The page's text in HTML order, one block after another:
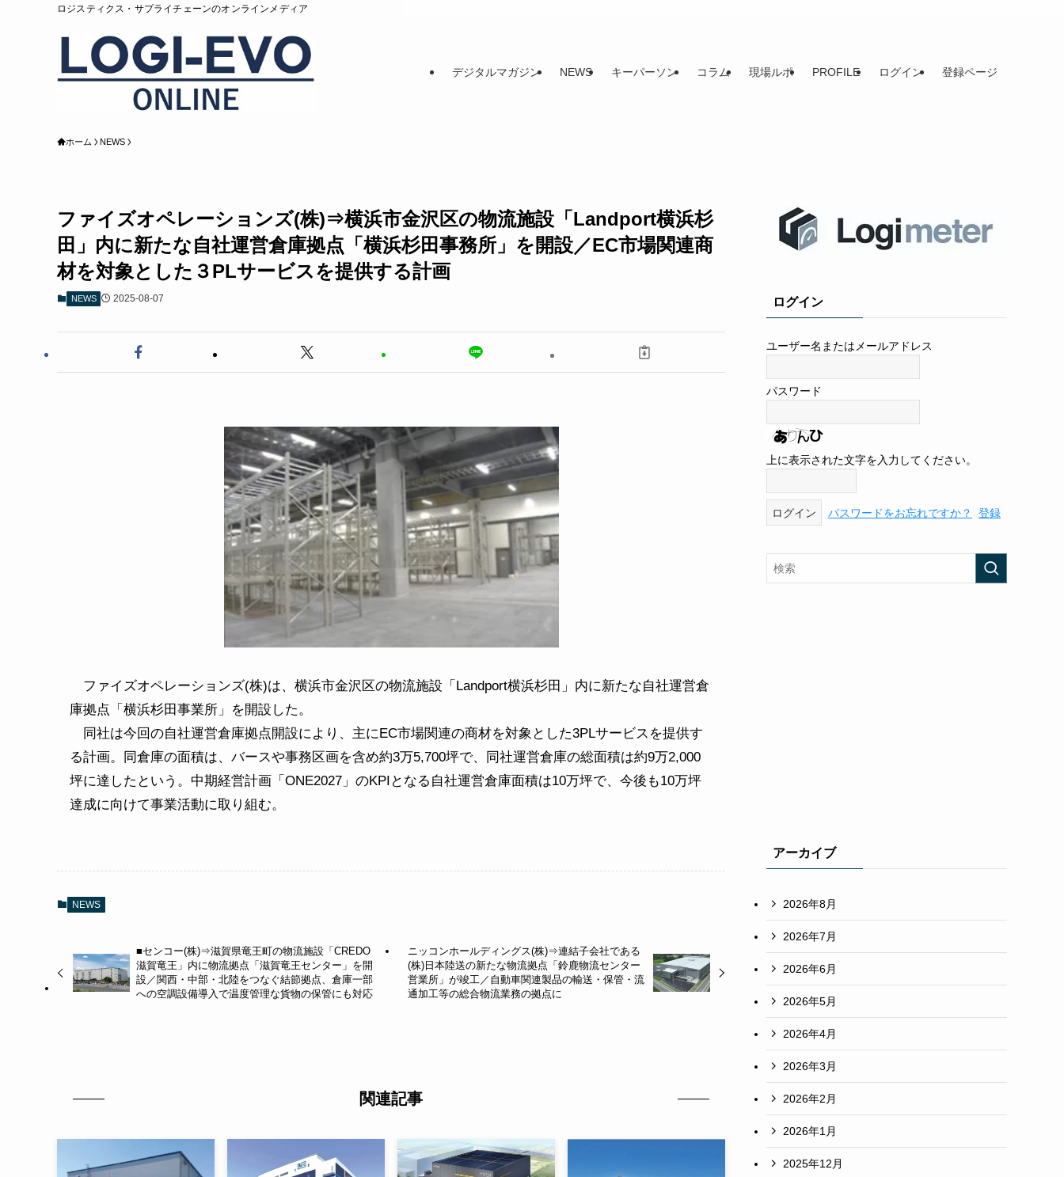
ロジスティクス・サプライチェーンのオンラインメディア
デジタルマガジン NEWS キーパーソン コラム 現場ルポ PROFILE ログイン 登録ページ
ホーム NEWS
ファイズオペレーションズ(株)⇒横浜市金沢区の物流施設「Landport横浜杉
田」内に新たな自社運営倉庫拠点「横浜杉田事務所」を開設／EC市場関連商
材を対象とした３PLサービスを提供する計画
NEWS 2025-08-07
ファイズオペレーションズ(株)は、横浜市金沢区の物流施設「Landport横浜杉田」内に新たな自社運営倉
庫拠点「横浜杉田事業所」を開設した。
同社は今回の自社運営倉庫拠点開設により、主にEC市場関連の商材を対象とした3PLサービスを提供す
る計画。同倉庫の面積は、バースや事務区画を含め約3万5,700坪で、同社運営倉庫の総面積は約9万2,000
坪に達したという。中期経営計画「ONE2027」のKPIとなる自社運営倉庫面積は10万坪で、今後も10万坪
達成に向けて事業活動に取り組む。
NEWS
■センコー(株)⇒滋賀県竜王町の物流施設「CREDO
滋賀竜王」内に物流拠点「滋賀竜王センター」を開
設／関西・中部・北陸をつなぐ結節拠点、倉庫一部
への空調設備導入で温度管理な貨物の保管にも対応
ニッコンホールディングス(株)⇒連結子会社である
(株)日本陸送の新たな物流拠点「鈴鹿物流センター
営業所」が竣工／自動車関連製品の輸送・保管・流
通加工等の総合物流業務の拠点に
関連記事
ログイン
ユーザー名またはメールアドレス
パスワード
上に表示された文字を入力してください。
パスワードをお忘れですか？ 登録
アーカイブ
2026年8月
2026年7月
2026年6月
2026年5月
2026年4月
2026年3月
2026年2月
2026年1月
2025年12月